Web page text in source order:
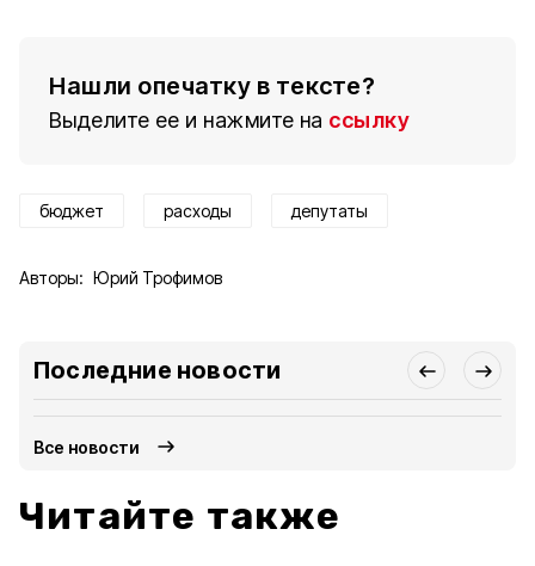
Нашли опечатку в тексте?
Выделите ее и нажмите на ссылку
бюджет расходы депутаты
Авторы: Юрий Трофимов
Последние новости
Все новости
Читайте также